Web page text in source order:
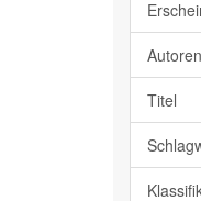
Autoren
Titel